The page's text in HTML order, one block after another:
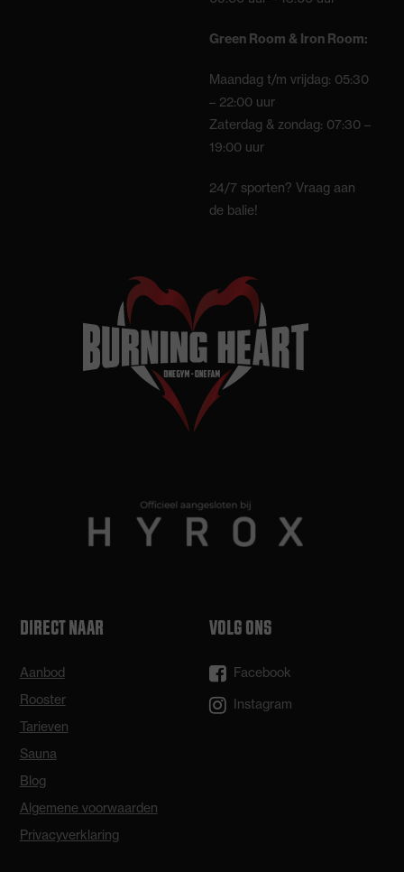
Green Room & Iron Room:
Maandag t/m vrijdag: 05:30
– 22:00 uur
Zaterdag & zondag: 07:30 –
19:00 uur
24/7 sporten? Vraag aan
de balie!
DIRECT NAAR
Aanbod
Rooster
Tarieven
Sauna
Blog
Algemene voorwaarden
Privacyverklaring
VOLG ONS
Facebook
Instagram